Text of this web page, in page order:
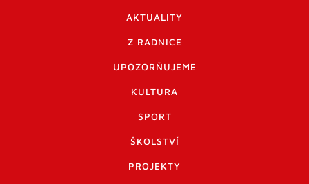
AKTUALITY
Z RADNICE
UPOZORŇUJEME
KULTURA
SPORT
ŠKOLSTVÍ
PROJEKTY